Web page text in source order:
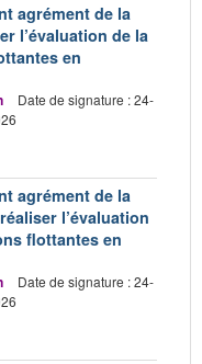
agrément de la
l’évaluation de la
en
Date de signature : 24-
agrément de la
l’évaluation
flottantes en
Date de signature : 24-